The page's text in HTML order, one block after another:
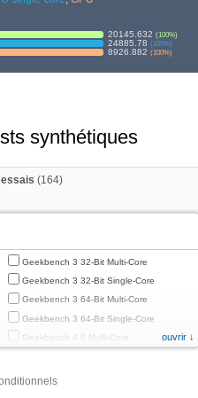
20145.632 (100%)
24885.78 (100%)
8926.882 (100%)
synthétiques
(164)
Geekbench 3 32-Bit Multi-Core
Geekbench 3 32-Bit Single-Core
Geekbench 3 64-Bit Multi-Core
Geekbench 3 64-Bit Single-Core
Geekbench 4.0 Multi-Core
Geekbench 4.4 Multi-Core
ouvrir ↓